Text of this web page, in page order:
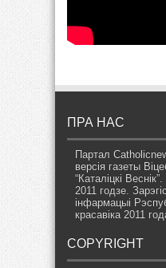
ПРА НАС
Партал
версія газеты
“Каталіцкі
2011 годзе.
інфармацыі
красавіка 2011
COPYRIGHT